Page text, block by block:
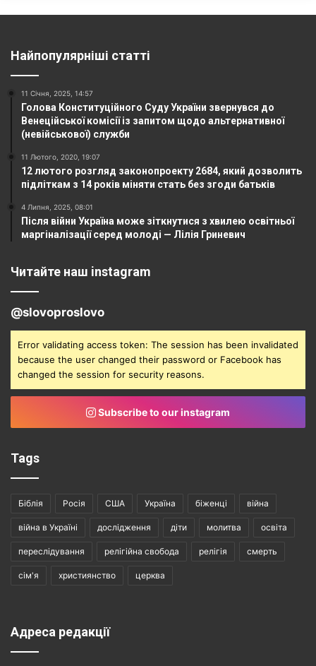
Найпопулярніші статті
11 Січня, 2025, 14:57
Голова Конституційного Суду України звернувся до
Венеційської комісії із запитом щодо альтернативної
(невійськової) служби
11 Лютого, 2020, 19:07
12 лютого розгляд законопроекту 2684, який дозволить
підліткам з 14 років міняти стать без згоди батьків
4 Липня, 2025, 08:01
Після війни Україна може зіткнутися з хвилею освітньої
маргіналізації серед молоді — Лілія Гриневич
Читайте наш instagram
@slovoproslovo
Error validating access token: The session has been invalidated
because the user changed their password or Facebook has
changed the session for security reasons.
Subscribe to our instagram
Tags
Біблія Росія США Україна біженці війна
війна в Україні дослідження діти молитва освіта
переслідування релігійна свобода релігія смерть
сім'я християнство церква
Адреса редакції